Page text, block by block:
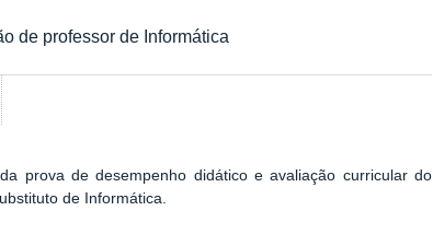
de professor de Informática
prova de desempenho didático e avaliação curricular do
de Informática.